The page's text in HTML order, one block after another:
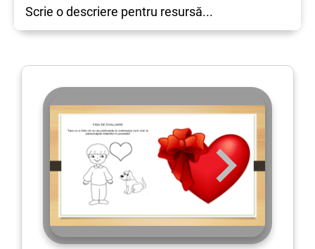
Scrie o descriere pentru resursă...